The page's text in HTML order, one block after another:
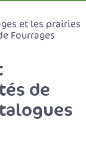
et les prairies
Fourrages
de